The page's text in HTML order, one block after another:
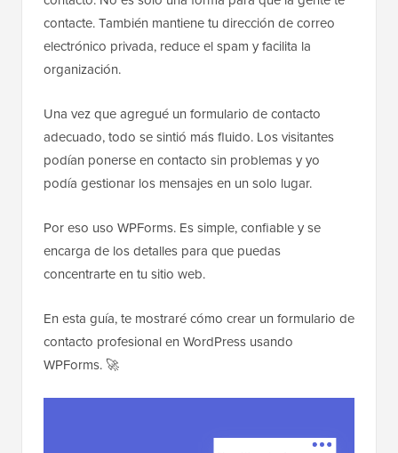
contacte. También mantiene tu dirección de correo
electrónico privada, reduce el spam y facilita la
organización.
Una vez que agregué un formulario de contacto
adecuado, todo se sintió más fluido. Los visitantes
podían ponerse en contacto sin problemas y yo
podía gestionar los mensajes en un solo lugar.
Por eso uso WPForms. Es simple, confiable y se
encarga de los detalles para que puedas
concentrarte en tu sitio web.
En esta guía, te mostraré cómo crear un formulario de
contacto profesional en WordPress usando
WPForms. 🚀